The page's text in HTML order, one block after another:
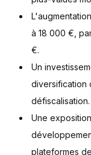
à 18 000 €,
€.
Un
diversification
défiscalisation.
Une
plateformes